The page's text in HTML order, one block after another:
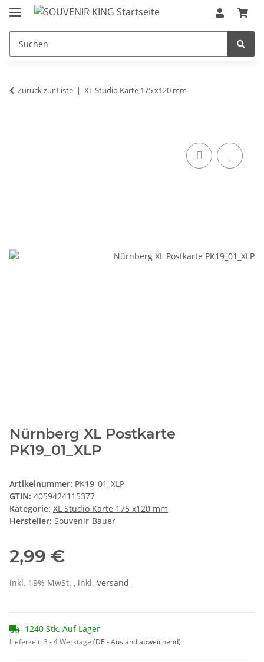
Zurück zur Liste XL Studio Karte 175 x120 mm
Nürnberg XL Postkarte
PK19_01_XLP
Artikelnummer: PK19_01_XLP
GTIN: 4059424115377
Kategorie: XL Studio Karte 175 x120 mm
Hersteller: Souvenir-Bauer
2,99 €
inkl. 19% MwSt. , inkl. Versand
1240 Stk. Auf Lager
Lieferzeit:3 - 4 Werktage (DE - Ausland abweichend)